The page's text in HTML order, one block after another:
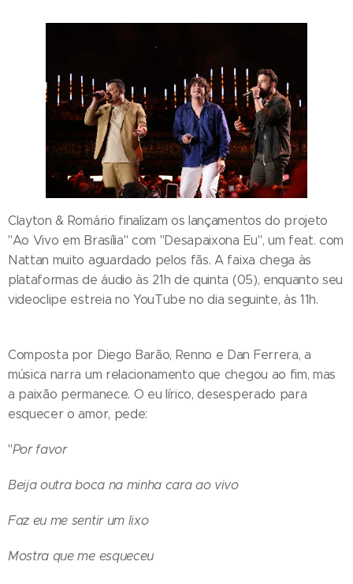
Clayton & Romário finalizam os lançamentos do projeto
"Ao Vivo em Brasília" com "Desapaixona Eu", um feat. com
Nattan muito aguardado pelos fãs. A faixa chega às
plataformas de áudio às 21h de quinta (05), enquanto seu
videoclipe estreia no YouTube no dia seguinte, às 11h.
Composta por Diego Barão, Renno e Dan Ferrera, a
música narra um relacionamento que chegou ao fim, mas
a paixão permanece. O eu lírico, desesperado para
esquecer o amor, pede:
"Por favor
Beija outra boca na minha cara ao vivo
Faz eu me sentir um lixo
Mostra que me esqueceu